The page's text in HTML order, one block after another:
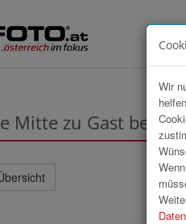
Mitte zu Gast bei
Wir